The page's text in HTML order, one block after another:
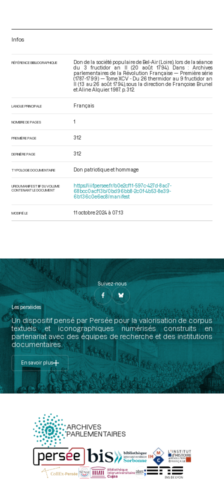
Infos
RÉFÉRENCE BIBLIOGRAPHIQUE
Don de la société populaire de Bel-Air (Loire), lors de la séance
du 3 fructidor an II (20 août 1794). Dans : Archives
parlementaires de la Révolution Française — Première série
(1787-1799) — Tome XCV - Du 26 thermidor au 9 fructidor an
II (13 au 26 août 1794), sous la direction de Françoise Brunel
et Aline Alquier. 1987. p. 312.
LANGUE PRINCIPALE Français
NOMBRE DE PAGES 1
PREMIÈRE PAGE 312
DERNIÈRE PAGE 312
TYPOLOGIE DOCUMENTAIRE Don patriotique et hommage
URI DU MANIFEST IIIF DU VOLUME
CONTENANT LE DOCUMENT
https://iiif.persee.fr/b0e2cf11-597c-427d-8ac7-
68bcc0acf13b/0bd96bb8-2c0f-4b53-8e39-
6b136c0e6ec8/manifest
MODIFIÉ LE 11 octobre 2024 à 07:13
Suivez-nous
Les perséides
Un dispositif pensé par Persée pour la valorisation de corpus
textuels et iconographiques numérisés construits en
partenariat avec des équipes de recherche et des institutions
documentaires.
En savoir plus
ARCHIVES
PARLEMENTAIRES